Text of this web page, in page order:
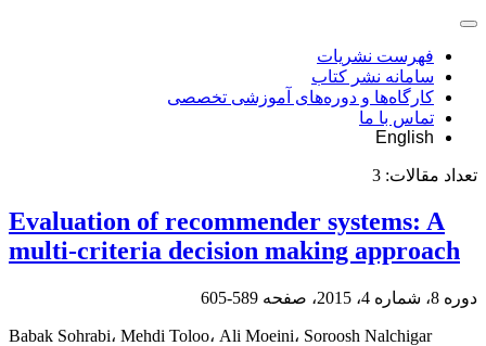
فهرست نشریات
سامانه نشر کتاب
کارگاه‌ها و دوره‌های آموزشی تخصصی
تماس با ما
English
تعداد مقالات: 3
Evaluation of recommender systems: A
multi-criteria decision making approach
دوره 8، شماره 4، 2015، صفحه 589-605
Babak Sohrabi، Mehdi Toloo، Ali Moeini، Soroosh Nalchigar